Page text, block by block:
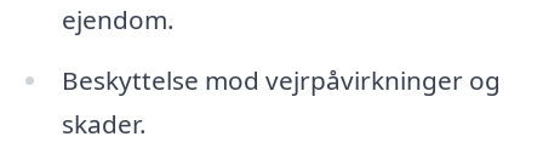
ejendom.
Beskyttelse mod vejrpåvirkninger og
skader.